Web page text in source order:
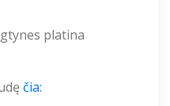
platina
čia: